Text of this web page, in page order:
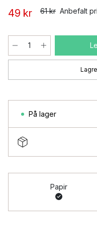
49 kr 61 kr Anbefalt
På lager
Papir